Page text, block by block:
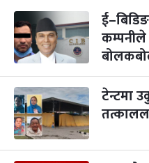
३
मंगल
महानवमी
कार्तिक ३, २०८३-Oct 20,
४
५
बिहि
पापा‌ङ्कुशा एकादशी व्रत
कार्तिक ५, २०८३
टेन्टमा